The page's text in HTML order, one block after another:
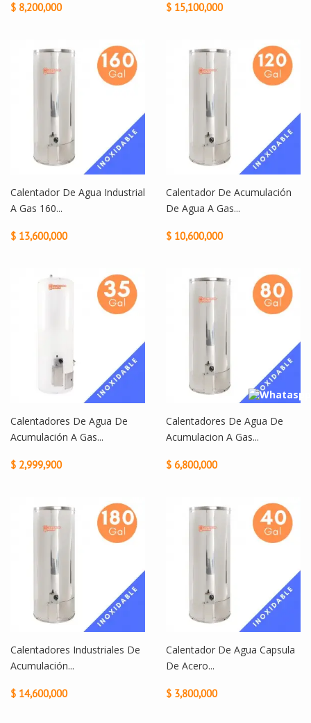
$ 8,200,000 $ 15,100,000
Calentador De Agua Industrial
A Gas 160...
$ 13,600,000
Calentador De Acumulación
De Agua A Gas...
$ 10,600,000
Calentadores De Agua De
Acumulación A Gas...
$ 2,999,900
Calentadores De Agua De
Acumulacion A Gas...
$ 6,800,000
Calentadores Industriales De
Acumulación...
$ 14,600,000
Calentador De Agua Capsula
De Acero...
$ 3,800,000